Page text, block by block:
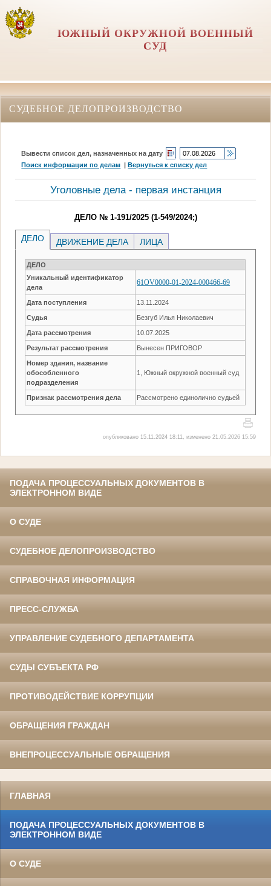
ЮЖНЫЙ ОКРУЖНОЙ ВОЕННЫЙ
СУД
СУДЕБНОЕ ДЕЛОПРОИЗВОДСТВО
Вывести список дел, назначенных на дату
Поиск информации по делам |Вернуться к списку дел
Уголовные дела - первая инстанция
ДЕЛО № 1-191/2025 (1-549/2024;)
ДЕЛО ДВИЖЕНИЕ ДЕЛА ЛИЦА
ДЕЛО
Уникальный идентификатор
дела
61OV0000-01-2024-000466-69
Дата поступления 13.11.2024
Судья Безгуб Илья Николаевич
Дата рассмотрения 10.07.2025
Результат рассмотрения Вынесен ПРИГОВОР
Номер здания, название
обособленного
подразделения
1, Южный окружной военный суд
Признак рассмотрения дела Рассмотрено единолично судьей
опубликовано 15.11.2024 18:11, изменено 21.05.2026 15:59
ПОДАЧА ПРОЦЕССУАЛЬНЫХ ДОКУМЕНТОВ В
ЭЛЕКТРОННОМ ВИДЕ
О СУДЕ
СУДЕБНОЕ ДЕЛОПРОИЗВОДСТВО
СПРАВОЧНАЯ ИНФОРМАЦИЯ
ПРЕСС-СЛУЖБА
УПРАВЛЕНИЕ СУДЕБНОГО ДЕПАРТАМЕНТА
СУДЫ СУБЪЕКТА РФ
ПРОТИВОДЕЙСТВИЕ КОРРУПЦИИ
ОБРАЩЕНИЯ ГРАЖДАН
ВНЕПРОЦЕССУАЛЬНЫЕ ОБРАЩЕНИЯ
ГЛАВНАЯ
ПОДАЧА ПРОЦЕССУАЛЬНЫХ ДОКУМЕНТОВ В
ЭЛЕКТРОННОМ ВИДЕ
О СУДЕ